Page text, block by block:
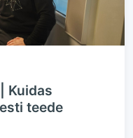
| Kuidas
teede